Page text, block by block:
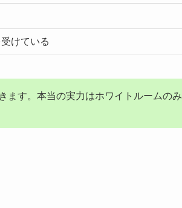
けている
ます。本当の実力はホワイトルームのみ